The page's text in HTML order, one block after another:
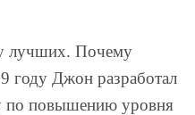
у лучших. Почему
году Джон разработал
по повышению уровня